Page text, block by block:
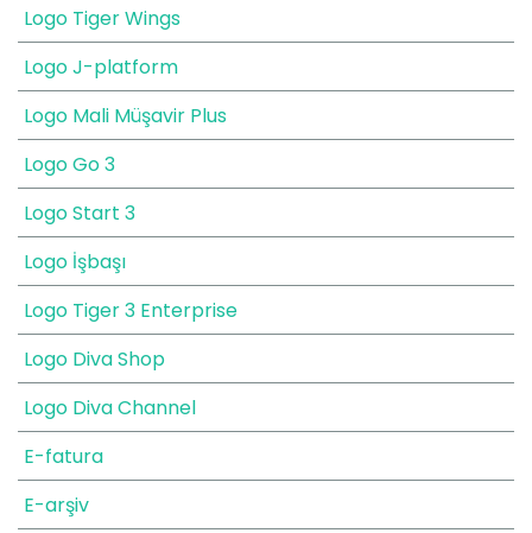
Logo Tiger Wings
Logo J-platform
Logo Mali Müşavir Plus
Logo Go 3
Logo Start 3
Logo İşbaşı
Logo Tiger 3 Enterprise
Logo Diva Shop
Logo Diva Channel
E-fatura
E-arşiv